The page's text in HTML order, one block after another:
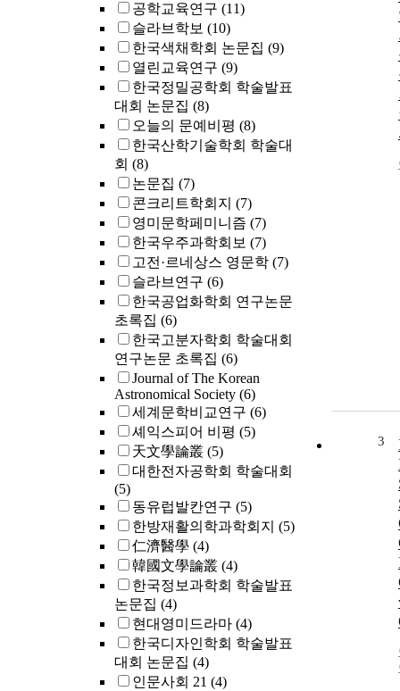
공학교육연구 (11)
슬라브학보 (10)
한국색채학회 논문집 (9)
열린교육연구 (9)
한국정밀공학회 학술발표
대회 논문집 (8)
오늘의 문예비평 (8)
한국산학기술학회 학술대
회 (8)
논문집 (7)
콘크리트학회지 (7)
영미문학페미니즘 (7)
한국우주과학회보 (7)
고전·르네상스 영문학 (7)
슬라브연구 (6)
한국공업화학회 연구논문
초록집 (6)
한국고분자학회 학술대회
연구논문 초록집 (6)
Journal of The Korean
Astronomical Society (6)
세계문학비교연구 (6)
셰익스피어 비평 (5)
天文學論叢 (5)
대한전자공학회 학술대회
(5)
동유럽발칸연구 (5)
한방재활의학과학회지 (5)
仁濟醫學 (4)
韓國文學論叢 (4)
한국정보과학회 학술발표
논문집 (4)
현대영미드라마 (4)
한국디자인학회 학술발표
대회 논문집 (4)
인문사회 21 (4)
3